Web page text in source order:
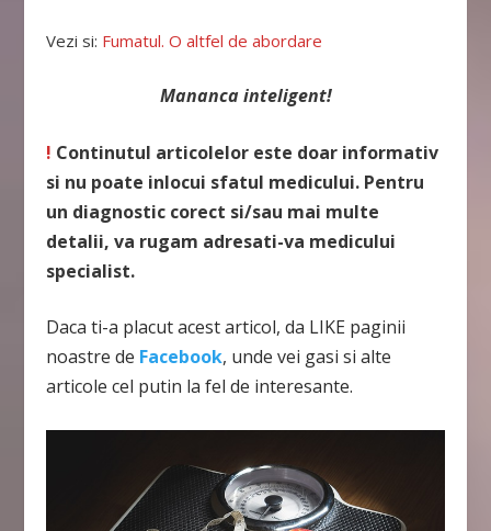
Vezi si: Fumatul. O altfel de abordare
Mananca inteligent!
! Continutul articolelor este doar informativ
si nu poate inlocui sfatul medicului. Pentru
un diagnostic corect si/sau mai multe
detalii, va rugam adresati-va medicului
specialist.
Daca ti-a placut acest articol, da LIKE paginii
noastre de Facebook, unde vei gasi si alte
articole cel putin la fel de interesante.